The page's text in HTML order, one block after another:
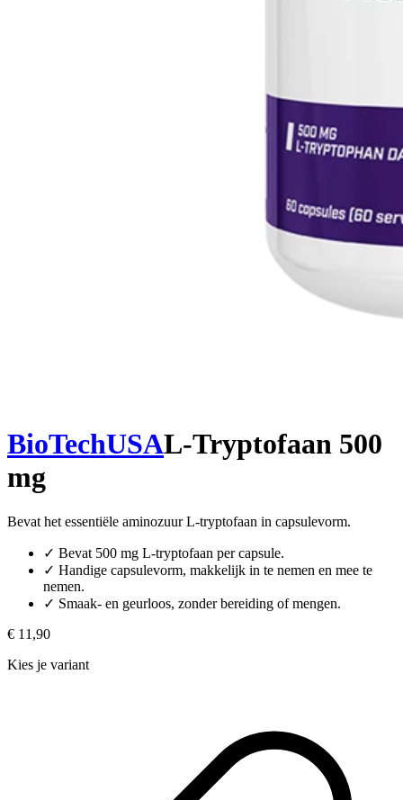
BioTechUSAL-Tryptofaan 500
mg
Bevat het essentiële aminozuur L-tryptofaan in capsulevorm.
✓ Bevat 500 mg L-tryptofaan per capsule.
✓ Handige capsulevorm, makkelijk in te nemen en mee te
nemen.
✓ Smaak- en geurloos, zonder bereiding of mengen.
€ 11,90
Kies je variant